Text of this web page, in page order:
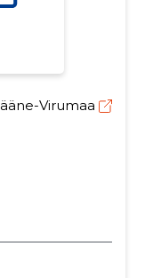
Virumaa